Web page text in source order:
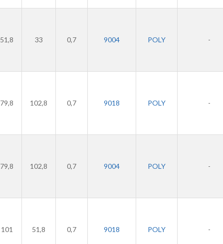
51,8 33 0,7 9004 POLY -
79,8 102,8 0,7 9018 POLY -
79,8 102,8 0,7 9004 POLY -
101 51,8 0,7 9018 POLY -